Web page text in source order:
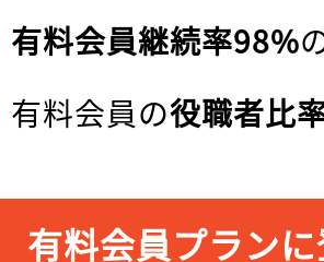
有料会員継続率98%
有料会員の役職者比
有料会員プラン